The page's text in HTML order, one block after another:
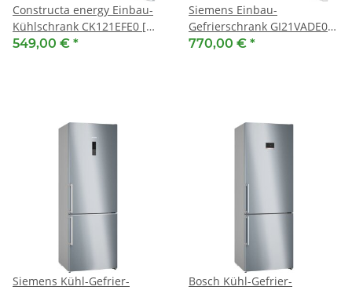
Constructa energy Einbau-
Kühlschrank CK121EFE0 [
EEK: E ] 88 x 56 cm,
549,00 € *
Siemens Einbau-
Gefrierschrank GI21VADE0
[EEK: E ] 87.4 x 55.8 cm
770,00 € *
Siemens Kühl-Gefrier-
Bosch Kühl-Gefrier-